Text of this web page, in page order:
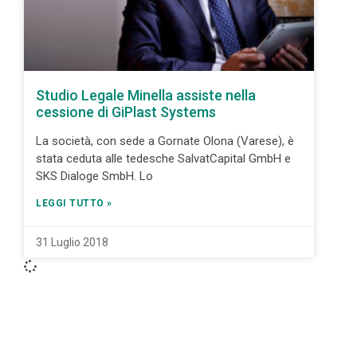
Studio Legale Minella assiste nella
cessione di GiPlast Systems
La società, con sede a Gornate Olona (Varese), è
stata ceduta alle tedesche SalvatCapital GmbH e
SKS Dialoge SmbH. Lo
LEGGI TUTTO »
31 Luglio 2018